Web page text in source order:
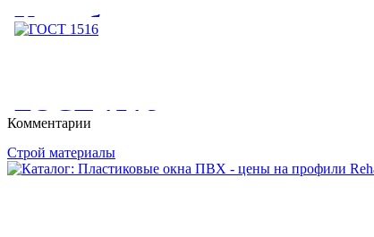
Как обложить крыльцо
ГОСТ 1516
ГОСТ 1516. 2-97. ЭЛЕКТРООБОРУДОВАНИЕ И
ПЕРЕМЕННОГО ТОКА НА...
Комментарии
Строй материалы